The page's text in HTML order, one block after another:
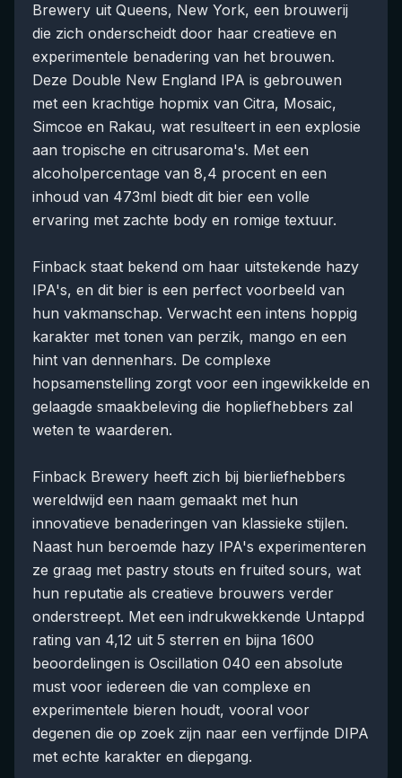
Brewery uit Queens, New York, een brouwerij
die zich onderscheidt door haar creatieve en
experimentele benadering van het brouwen.
Deze Double New England IPA is gebrouwen
met een krachtige hopmix van Citra, Mosaic,
Simcoe en Rakau, wat resulteert in een explosie
aan tropische en citrusaroma's. Met een
alcoholpercentage van 8,4 procent en een
inhoud van 473ml biedt dit bier een volle
ervaring met zachte body en romige textuur.
Finback staat bekend om haar uitstekende hazy
IPA's, en dit bier is een perfect voorbeeld van
hun vakmanschap. Verwacht een intens hoppig
karakter met tonen van perzik, mango en een
hint van dennenhars. De complexe
hopsamenstelling zorgt voor een ingewikkelde en
gelaagde smaakbeleving die hopliefhebbers zal
weten te waarderen.
Finback Brewery heeft zich bij bierliefhebbers
wereldwijd een naam gemaakt met hun
innovatieve benaderingen van klassieke stijlen.
Naast hun beroemde hazy IPA's experimenteren
ze graag met pastry stouts en fruited sours, wat
hun reputatie als creatieve brouwers verder
onderstreept. Met een indrukwekkende Untappd
rating van 4,12 uit 5 sterren en bijna 1600
beoordelingen is Oscillation 040 een absolute
must voor iedereen die van complexe en
experimentele bieren houdt, vooral voor
degenen die op zoek zijn naar een verfijnde DIPA
met echte karakter en diepgang.